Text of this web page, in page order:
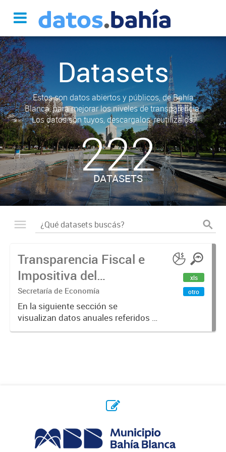
Datasets
Estos son datos abiertos y públicos, de Bahía
Blanca, para mejorar los niveles de transparencia.
Los datos son tuyos, descargalos, reutilizalos.
222
DATASETS
Transparencia Fiscal e
Impositiva del
Municipio. Año 2023
Secretaría de Economía
En la siguiente sección se
visualizan datos anuales referidos a
la transparencia fiscal e impositiva
xls
otro